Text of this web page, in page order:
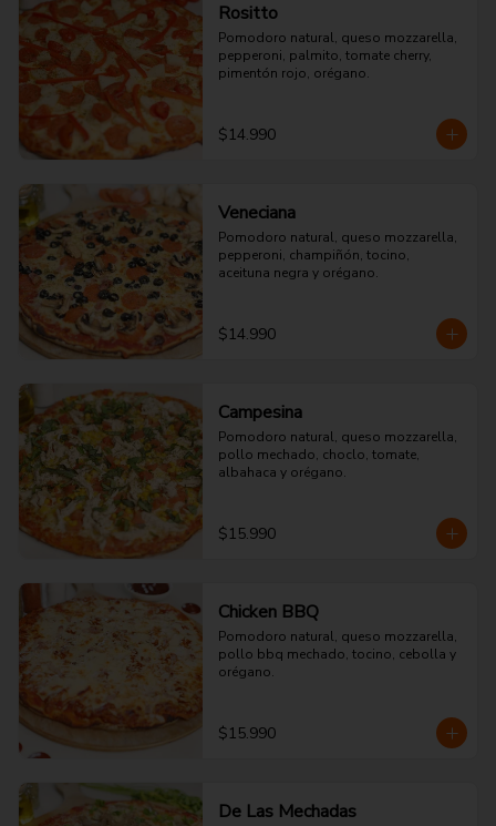
Rositto
Pomodoro natural, queso mozzarella,
pepperoni, palmito, tomate cherry,
pimentón rojo, orégano.
$14.990
Veneciana
Pomodoro natural, queso mozzarella,
pepperoni, champiñón, tocino,
aceituna negra y orégano.
$14.990
Campesina
Pomodoro natural, queso mozzarella,
pollo mechado, choclo, tomate,
albahaca y orégano.
$15.990
Chicken BBQ
Pomodoro natural, queso mozzarella,
pollo bbq mechado, tocino, cebolla y
orégano.
$15.990
De Las Mechadas